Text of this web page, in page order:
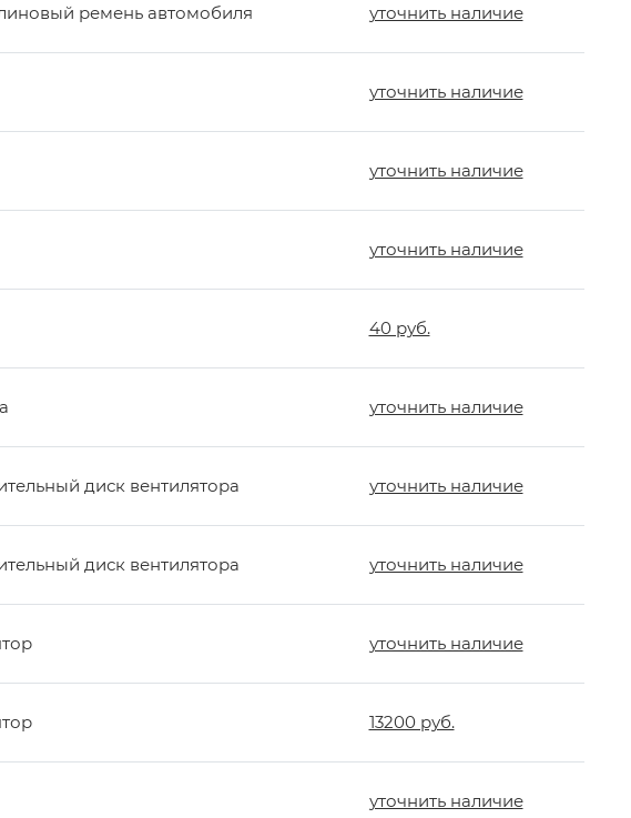
ремень автомобиля уточнить наличие
уточнить наличие
уточнить наличие
уточнить наличие
40 руб.
уточнить наличие
диск вентилятора уточнить наличие
диск вентилятора уточнить наличие
уточнить наличие
13200 руб.
уточнить наличие